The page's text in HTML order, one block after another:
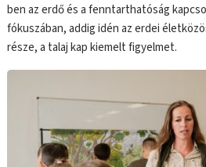
ben az erdő és a fenntarthatóság
fókuszában, addig idén az erdei
része, a talaj kap kiemelt figyelmet.